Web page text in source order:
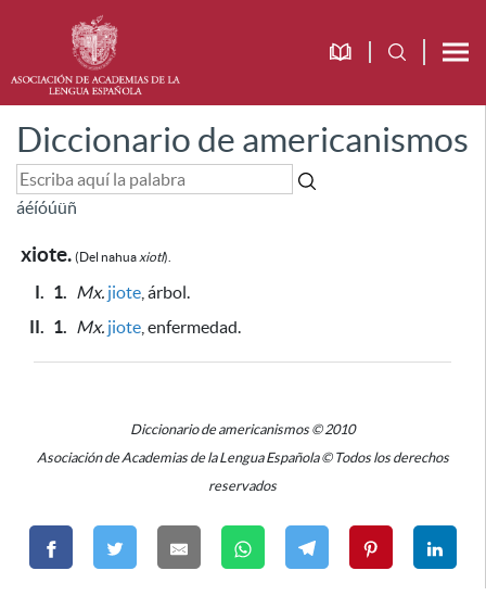
Diccionario de americanismos
áéíóúüñ
xiote. (Del nahua xiotl).
I. 1. Mx. jiote , árbol.
II. 1. Mx. jiote , enfermedad.
Diccionario de americanismos © 2010
Asociación de Academias de la Lengua Española © Todos los derechos
reservados